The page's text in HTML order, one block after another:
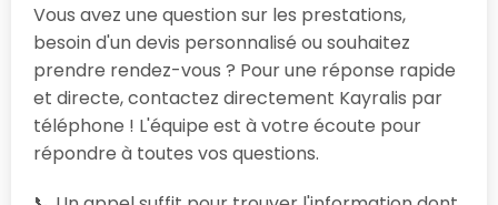
Vous avez une question sur les prestations,
besoin d'un devis personnalisé ou souhaitez
prendre rendez-vous ? Pour une réponse rapide
et directe, contactez directement Kayralis par
téléphone ! L'équipe est à votre écoute pour
répondre à toutes vos questions.